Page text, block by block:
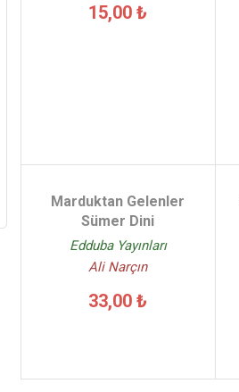
15,00 ₺
Marduktan Gelenler
Sümer Dini
Edduba Yayınları
Ali Narçın
33,00 ₺